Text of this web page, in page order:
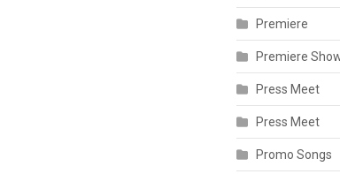
Premiere
Premiere
Press Meet
Press Meet
Promo Songs